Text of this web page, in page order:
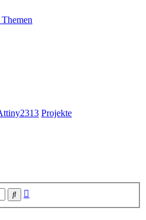
Projekte
Suche